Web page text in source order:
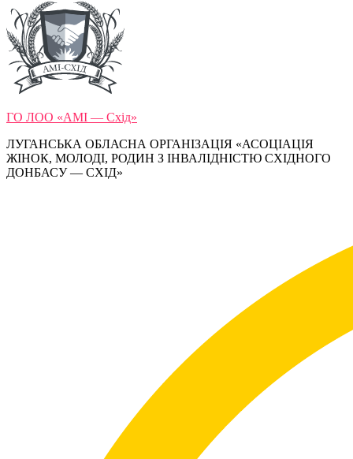
ГО ЛОО «АМІ — Схід»
ЛУГАНСЬКА ОБЛАСНА ОРГАНІЗАЦІЯ «АСОЦІАЦІЯ
ЖІНОК, МОЛОДІ, РОДИН З ІНВАЛІДНІСТЮ СХІДНОГО
ДОНБАСУ — СХІД»